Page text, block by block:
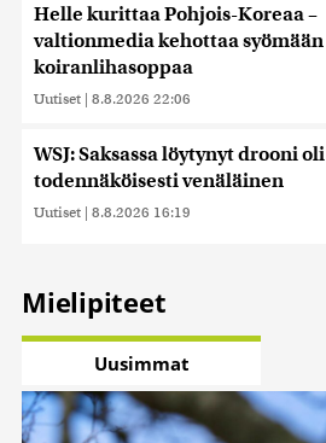
Helle kurittaa Pohjois-Koreaa –
valtionmedia kehottaa syömään
koiranlihasoppaa
Uutiset | 8.8.2026 22:06
WSJ: Saksassa löytynyt drooni oli
todennäköisesti venäläinen
Uutiset | 8.8.2026 16:19
Mielipiteet
Uusimmat